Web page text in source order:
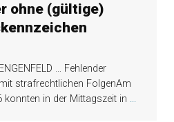
ohne (gültige)
… Fehlender
strafrechtlichen FolgenAm
konnten in der Mittagszeit in ...